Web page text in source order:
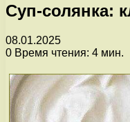
Суп-солянка:
08.01.2025
0 Время чтения: 4 мин.